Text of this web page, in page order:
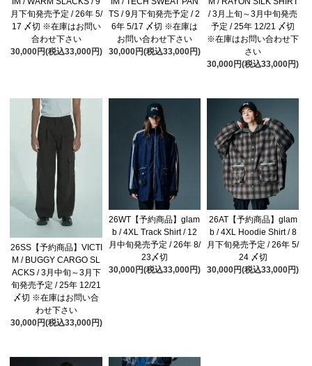
月下旬発売予定 / 26年 5/
17 〆切 ※在庫はお問い
合わせ下さい
30,000円(税込33,000円)
TS / 9月下旬発売予定 / 2
6年 5/17 〆切 ※在庫は
お問い合わせ下さい
30,000円(税込33,000円)
/ 3月上旬～3月中旬発売
予定 / 25年 12/21 〆切
※在庫はお問い合わせ下
さい
30,000円(税込33,000円)
26SS【予約商品】VICTI
M / BUGGY CARGO SL
ACKS / 3月中旬～3月下
旬発売予定 / 25年 12/21
〆切 ※在庫はお問い合
わせ下さい
30,000円(税込33,000円)
26WT【予約商品】glam
b / 4XL Track Shirt / 12
月中旬発売予定 / 26年 8/
23〆切
30,000円(税込33,000円)
26AT【予約商品】glam
b / 4XL Hoodie Shirt / 8
月下旬発売予定 / 26年 5/
24 〆切
30,000円(税込33,000円)